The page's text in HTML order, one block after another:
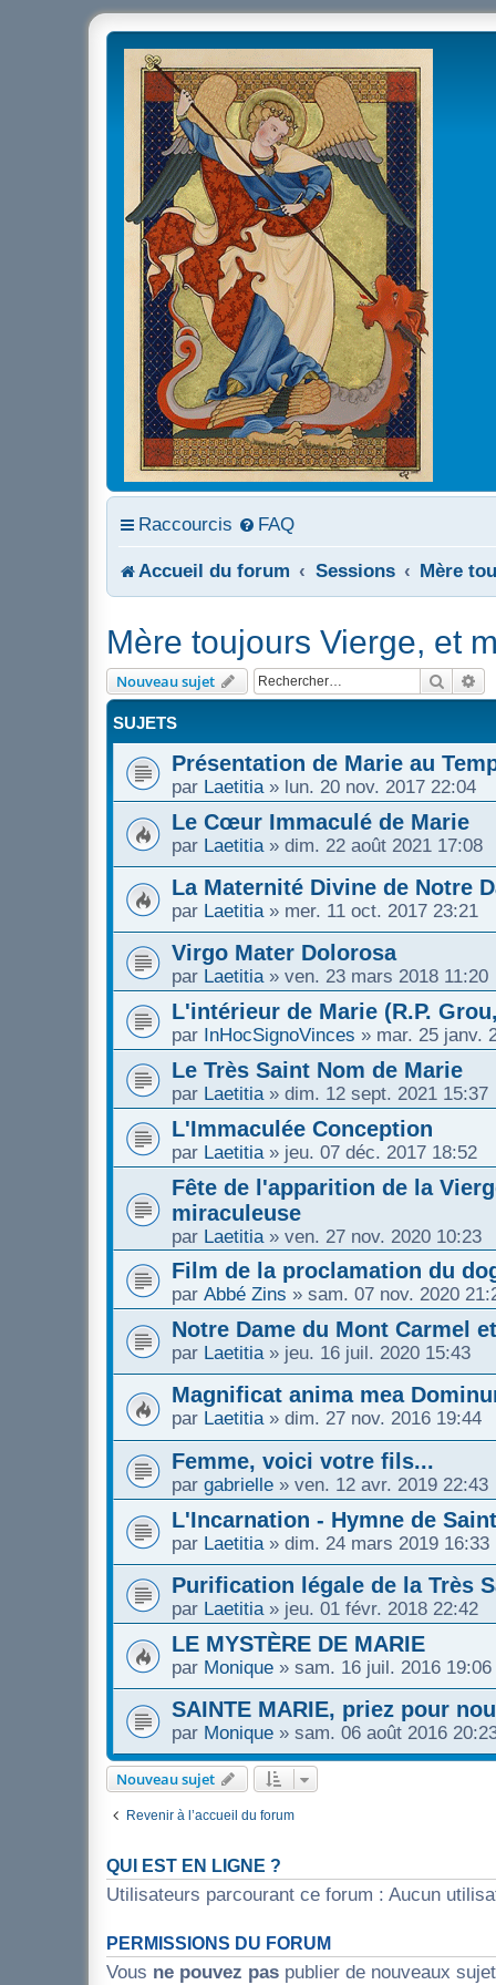
Raccourcis FAQ
Accueil du forum Sessions Mère
Mère toujours Vierge, et
Nouveau sujet
SUJETS
Présentation de Marie au
par Laetitia » lun. 20 nov. 2017 22:04
Le Cœur Immaculé de Marie
par Laetitia » dim. 22 août 2021 17:08
La Maternité Divine de Notre
par Laetitia » mer. 11 oct. 2017 23:21
Virgo Mater Dolorosa
par Laetitia » ven. 23 mars 2018 11:20
L'intérieur de Marie (R.P.
par InHocSignoVinces » mar. 25 janv.
Le Très Saint Nom de Marie
par Laetitia » dim. 12 sept. 2021 15:37
L'Immaculée Conception
par Laetitia » jeu. 07 déc. 2017 18:52
Fête de l'apparition de la
miraculeuse
par Laetitia » ven. 27 nov. 2020 10:23
Film de la proclamation du
par Abbé Zins » sam. 07 nov. 2020
Notre Dame du Mont Carmel
par Laetitia » jeu. 16 juil. 2020 15:43
Magnificat anima mea
par Laetitia » dim. 27 nov. 2016 19:44
Femme, voici votre fils...
par gabrielle » ven. 12 avr. 2019 22:43
L'Incarnation - Hymne de
par Laetitia » dim. 24 mars 2019 16:33
Purification légale de la Très
par Laetitia » jeu. 01 févr. 2018 22:42
LE MYSTÈRE DE MARIE
par Monique » sam. 16 juil. 2016 19:06
SAINTE MARIE, priez pour
par Monique » sam. 06 août 2016
Nouveau sujet
Revenir à l’accueil du forum
QUI EST EN LIGNE ?
Utilisateurs parcourant ce forum : Aucun
PERMISSIONS DU FORUM
Vous ne pouvez pas publier de nouveaux